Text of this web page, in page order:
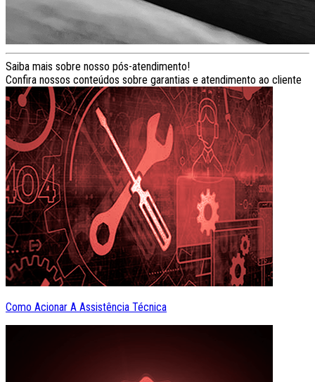
Saiba mais sobre nosso pós-atendimento!
Confira nossos conteúdos sobre garantias e atendimento ao cliente
Como Acionar A Assistência Técnica